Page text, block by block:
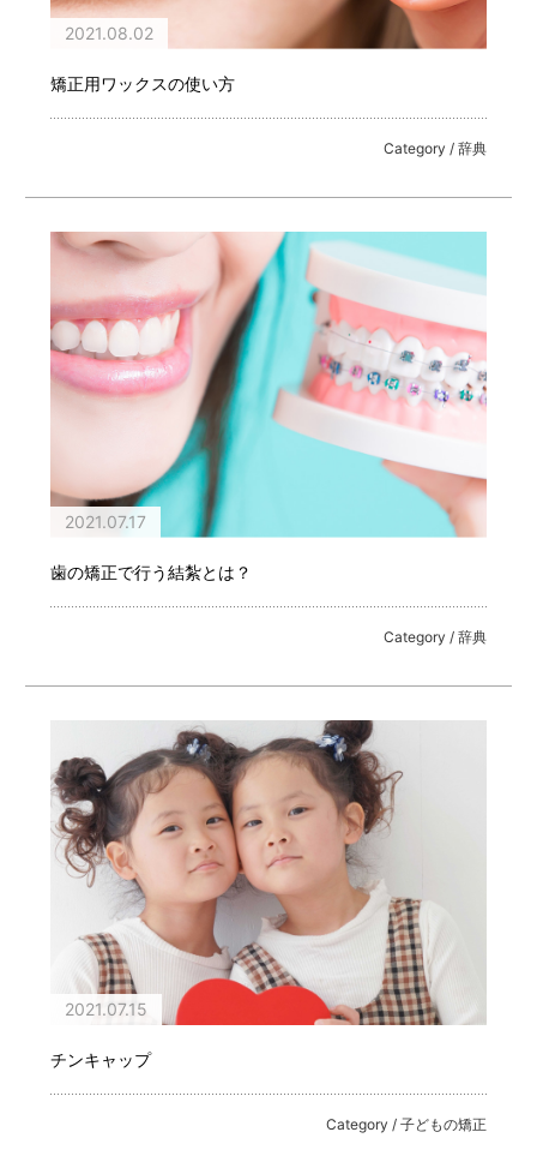
2021.08.02
矯正用ワックスの使い方
Category / 辞典
2021.07.17
歯の矯正で行う結紮とは？
Category / 辞典
2021.07.15
チンキャップ
Category / 子どもの矯正